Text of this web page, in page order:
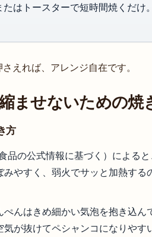
たはトースターで短時間焼くだけ
えれば、アレンジ自在です。
ませないための焼
方
品の公式情報に基づく）による
みやすく、弱火でサッと加熱する
ぺんはきめ細かい気泡を抱き込ん
気が抜けてペシャンコになりやす